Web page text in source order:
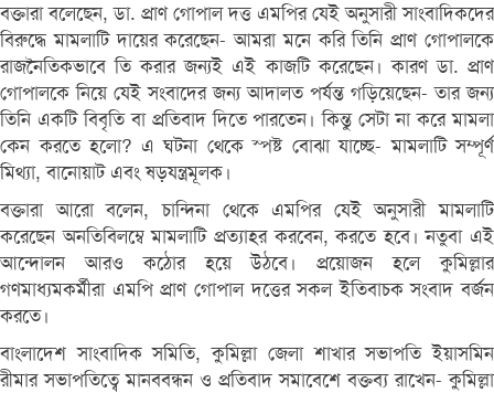
বক্তারা বলেছেন, ডা. প্রাণ গোপাল দত্ত এমপির যেই অনুসারী সাংবাদিকদের
বিরুদ্ধে মামলাটি দায়ের করেছেন- আমরা মনে করি তিনি প্রাণ গোপালকে
রাজনৈতিকভাবে তি করার জন্যই এই কাজটি করেছেন। কারণ ডা. প্রাণ
গোপালকে নিয়ে যেই সংবাদের জন্য আদালত পর্যন্ত গড়িয়েছেন- তার জন্য
তিনি একটি বিবৃতি বা প্রতিবাদ দিতে পারতেন। কিন্তু সেটা না করে মামলা
কেন করতে হলো? এ ঘটনা থেকে স্পষ্ট বোঝা যাচ্ছে- মামলাটি সম্পূর্ণ
মিথ্যা, বানোয়াট এবং ষড়যন্ত্রমূলক।
বক্তারা আরো বলেন, চান্দিনা থেকে এমপির যেই অনুসারী মামলাটি
করেছেন অনতিবিলম্বে মামলাটি প্রত্যাহর করবেন, করতে হবে। নতুবা এই
আন্দোলন আরও কঠোর হয়ে উঠবে। প্রয়োজন হলে কুমিল্লার
গণমাধ্যমকর্মীরা এমপি প্রাণ গোপাল দত্তের সকল ইতিবাচক সংবাদ বর্জন
করতে।
বাংলাদেশ সাংবাদিক সমিতি, কুমিল্লা জেলা শাখার সভাপতি ইয়াসমিন
রীমার সভাপতিত্বে মানববন্ধন ও প্রতিবাদ সমাবেশে বক্তব্য রাখেন- কুমিল্লা